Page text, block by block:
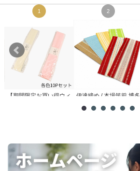
1
【期間限定お買い得ウィ
2
伊達締め / 本場筑前 博多